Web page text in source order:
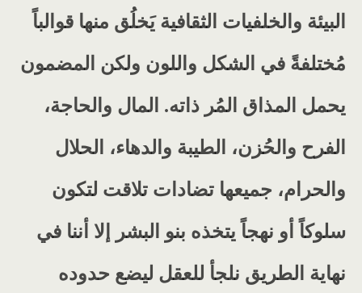
البيئة والخلفيات الثقافية يَخلُق منها قوالباً
مُختلفةً في الشكل واللون ولكن المضمون
يحمل المذاق المُر ذاته. المال والحاجة،
الفرح والحُزن، الطيبة والدهاء، الحلال
والحرام، جميعها تضادات تلاقت لتكون
سلوكاً أو نهجاً يتخذه بنو البشر إلا أننا في
نهاية الطريق نلجأ للعقل ليضع حدوده